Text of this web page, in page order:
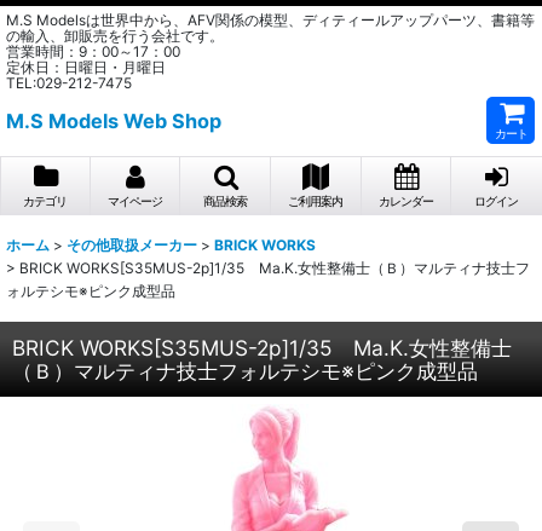
M.S Modelsは世界中から、AFV関係の模型、ディティールアップパーツ、書籍等
の輸入、卸販売を行う会社です。
営業時間：9：00～17：00
定休日：日曜日・月曜日
TEL:029-212-7475
M.S Models Web Shop
カート
カテゴリ マイページ 商品検索 ご利用案内 カレンダー ログイン
ホーム > その他取扱メーカー > BRICK WORKS
> BRICK WORKS[S35MUS-2p]1/35 Ma.K.女性整備士（Ｂ）マルティナ技士フ
ォルテシモ※ピンク成型品
BRICK WORKS[S35MUS-2p]1/35 Ma.K.女性整備士
（Ｂ）マルティナ技士フォルテシモ※ピンク成型品